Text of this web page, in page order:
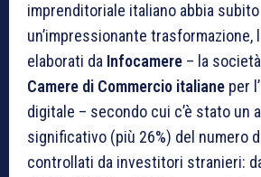
imprenditoriale italiano abbia subito
un’impressionante
elaborati da Infocamere – la
Camere di Commercio italiane per
digitale – secondo cui c’è stato un
significativo (più 26%) del numero
controllati da investitori stranieri: